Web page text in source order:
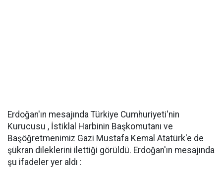
Erdoğan'ın mesajında Türkiye Cumhuriyeti'nin
Kurucusu , İstiklal Harbinin Başkomutanı ve
Başöğretmenimiz Gazi Mustafa Kemal Atatürk'e de
şükran dileklerini ilettiği görüldü. Erdoğan'ın mesajında
şu ifadeler yer aldı :